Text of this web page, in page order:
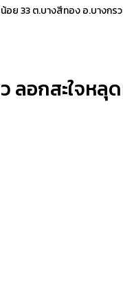
ย 33 ต.บางสีทอง อ.บางกรว
อกสะใจหลุ